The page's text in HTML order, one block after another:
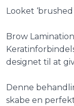
Looket
Brow
designet til at
Denne
skabe en